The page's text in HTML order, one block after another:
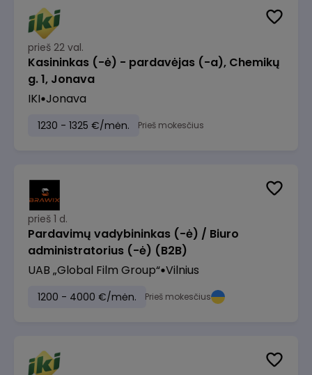
prieš 22 val.
Kasininkas (-ė) - pardavėjas (-a), Chemikų
g. 1, Jonava
IKI Jonava
1230 - 1325 €/mėn. Prieš mokesčius
prieš 1 d.
Pardavimų vadybininkas (-ė) / Biuro
administratorius (-ė) (B2B)
UAB „Global Film Group“ Vilnius
1200 - 4000 €/mėn. Prieš mokesčius